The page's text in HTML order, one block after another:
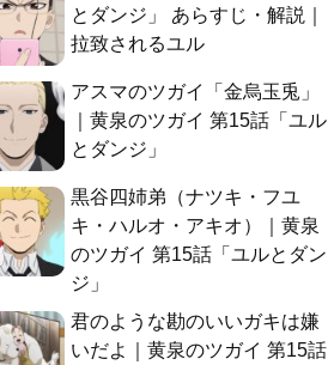
とダンジ」 あらすじ・解説｜
拉致されるユル
アスマのツガイ「金烏玉兎」
｜黄泉のツガイ 第15話「ユル
とダンジ」
黒谷四姉弟（ナツキ・フユ
キ・ハルオ・アキオ）｜黄泉
のツガイ 第15話「ユルとダン
ジ」
君のような勘のいいガキは嫌
いだよ｜黄泉のツガイ 第15話